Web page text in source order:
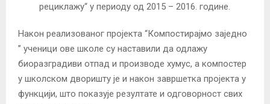
рециклажу“ у периоду од 2015 – 2016. године.
Након реализованог пројекта “Компостирајмо заједно
” ученици ове школе су наставили да одлажу
биоразградиви отпад и производе хумус, а компостер
у школском дворишту је и након завршетка пројекта у
функцији, што показује резултате и одговорност свих